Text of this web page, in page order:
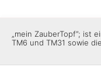
„mein ZauberTopf”; ist
TM6 und TM31 sowie